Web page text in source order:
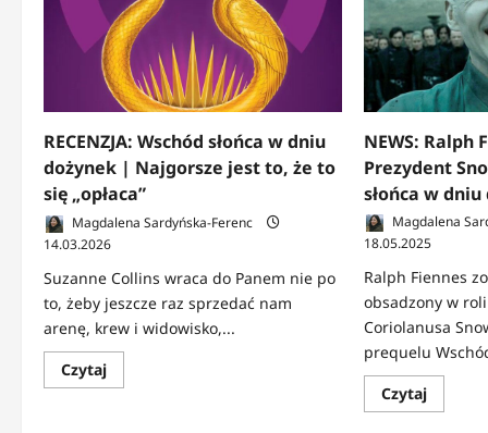
RECENZJA: Wschód słońca w dniu
dożynek | Najgorsze jest to, że to
się „opłaca”
Magdalena Sardyńska-Ferenc
14.03.2026
Suzanne Collins wraca do Panem nie po
to, żeby jeszcze raz sprzedać nam
arenę, krew i widowisko,...
CzytajDowiedz
się
NEWS: Ralph
Prezydent
słońca w
Magdalena
18.05.2025
Ralph Fiennes
obsadzony w
Coriolanusa
prequelu
CzytajDowiedz
się